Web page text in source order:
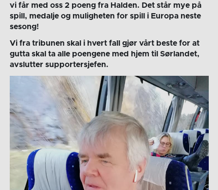
vi får med oss 2 poeng fra Halden. Det står mye på
spill, medalje og muligheten for spill i Europa neste
sesong!
Vi fra tribunen skal i hvert fall gjør vårt beste for at
gutta skal ta alle poengene med hjem til Sørlandet,
avslutter supportersjefen.